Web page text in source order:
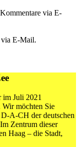
via E-
via E-Mail.
im Juli 2021
Wir möchten Sie
A-CH der deutschen
Zentrum dieser
Haag – die Stadt,